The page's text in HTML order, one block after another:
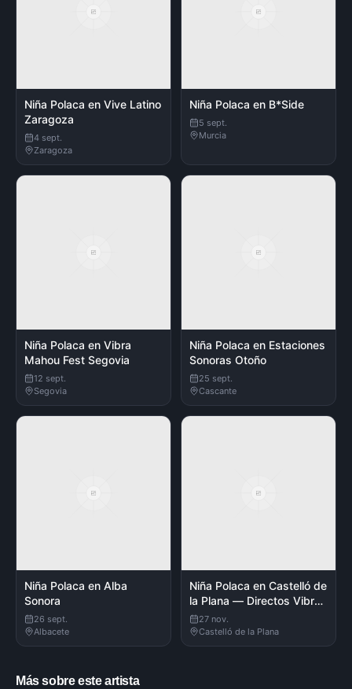
Niña Polaca en Vive Latino
Zaragoza
4 sept.
Zaragoza
Niña Polaca en B*Side
5 sept.
Murcia
Niña Polaca en Vibra
Mahou Fest Segovia
12 sept.
Segovia
Niña Polaca en Estaciones
Sonoras Otoño
25 sept.
Cascante
Niña Polaca en Alba
Sonora
26 sept.
Albacete
Niña Polaca en Castelló de
la Plana — Directos Vibra
Mahou
27 nov.
Castelló de la Plana
Más sobre este artista